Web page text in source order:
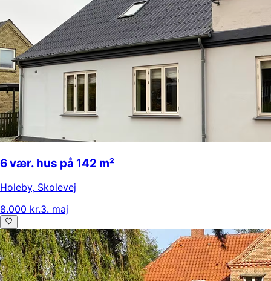
6 vær. hus på 142 m²
Holeby, Skolevej
8.000 kr.3. maj